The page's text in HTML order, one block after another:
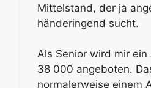
Mittelstand, der ja
händeringend sucht.
Als Senior wird mir
38 000 angeboten.
normalerweise einem